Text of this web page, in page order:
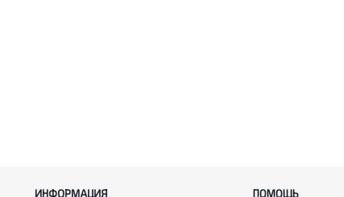
ИНФОРМАЦИЯ ПОМОЩЬ